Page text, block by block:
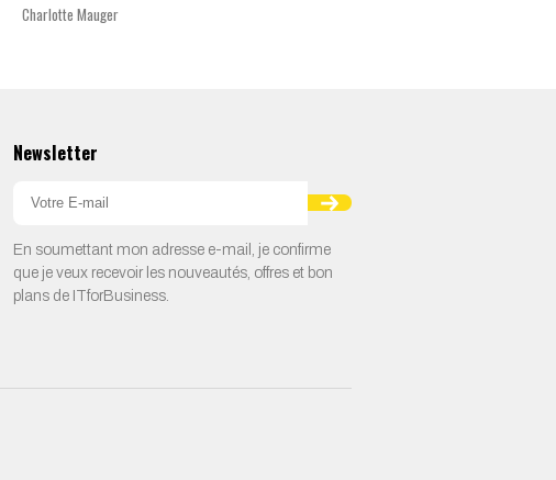
Charlotte Mauger
Newsletter
En soumettant mon adresse e-mail, je confirme
que je veux recevoir les nouveautés, offres et bon
plans de ITforBusiness.